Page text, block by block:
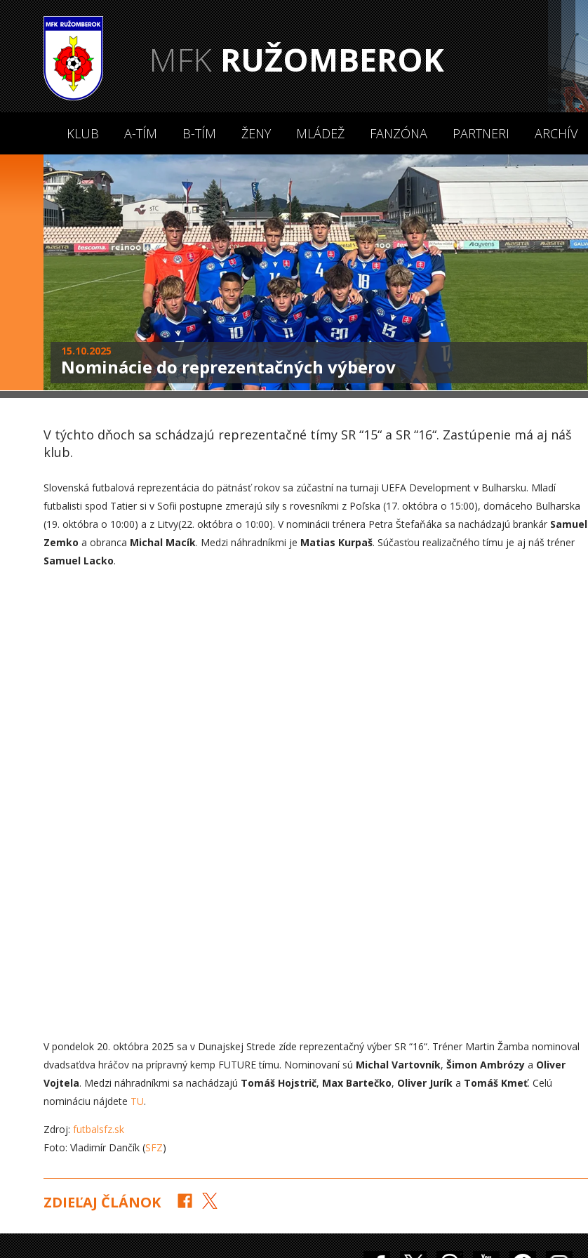
MFKRUŽOMBEROK
KLUB A-TÍM B-TÍM ŽENY MLÁDEŽ FANZÓNA PARTNERI ARCHÍV
15.10.2025
Nominácie do reprezentačných výberov
V týchto dňoch sa schádzajú reprezentačné tímy SR “15“ a SR “16“. Zastúpenie má aj náš
klub.
Slovenská futbalová reprezentácia do pätnásť rokov sa zúčastní na turnaji UEFA Development v Bulharsku. Mladí
futbalisti spod Tatier si v Sofii postupne zmerajú sily s rovesníkmi z Poľska (17. októbra o 15:00), domáceho Bulharska
(19. októbra o 10:00) a z Litvy(22. októbra o 10:00). V nominácii trénera Petra Štefaňáka sa nachádzajú brankár Samuel
Zemko a obranca Michal Macík. Medzi náhradníkmi je Matias Kurpaš. Súčasťou realizačného tímu je aj náš tréner
Samuel Lacko.
V pondelok 20. októbra 2025 sa v Dunajskej Strede zíde reprezentačný výber SR “16“. Tréner Martin Žamba nominoval
dvadsaťdva hráčov na prípravný kemp FUTURE tímu. Nominovaní sú Michal Vartovník, Šimon Ambrózy a Oliver
Vojtela. Medzi náhradníkmi sa nachádzajú Tomáš Hojstrič, Max Bartečko, Oliver Jurík a Tomáš Kmeť. Celú
nomináciu nájdete TU.
Zdroj: futbalsfz.sk
Foto: Vladimír Dančík (SFZ)
ZDIEĽAJ ČLÁNOK